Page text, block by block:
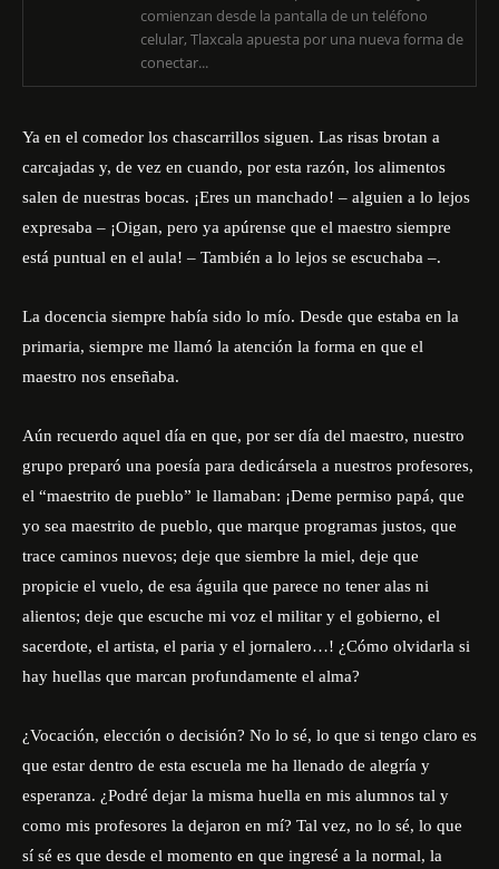
comienzan desde la pantalla de un teléfono
celular, Tlaxcala apuesta por una nueva forma de
conectar...
Ya en el comedor los chascarrillos siguen. Las risas brotan a
carcajadas y, de vez en cuando, por esta razón, los alimentos
salen de nuestras bocas. ¡Eres un manchado! – alguien a lo lejos
expresaba – ¡Oigan, pero ya apúrense que el maestro siempre
está puntual en el aula! – También a lo lejos se escuchaba –.
La docencia siempre había sido lo mío. Desde que estaba en la
primaria, siempre me llamó la atención la forma en que el
maestro nos enseñaba.
Aún recuerdo aquel día en que, por ser día del maestro, nuestro
grupo preparó una poesía para dedicársela a nuestros profesores,
el “maestrito de pueblo” le llamaban: ¡Deme permiso papá, que
yo sea maestrito de pueblo, que marque programas justos, que
trace caminos nuevos; deje que siembre la miel, deje que
propicie el vuelo, de esa águila que parece no tener alas ni
alientos; deje que escuche mi voz el militar y el gobierno, el
sacerdote, el artista, el paria y el jornalero…! ¿Cómo olvidarla si
hay huellas que marcan profundamente el alma?
¿Vocación, elección o decisión? No lo sé, lo que si tengo claro es
que estar dentro de esta escuela me ha llenado de alegría y
esperanza. ¿Podré dejar la misma huella en mis alumnos tal y
como mis profesores la dejaron en mí? Tal vez, no lo sé, lo que
sí sé es que desde el momento en que ingresé a la normal, la